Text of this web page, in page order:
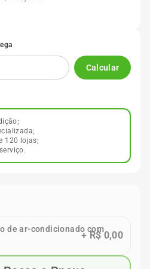
Calcular
120 lojas;
de ar-condicionado com
+R$ 0,00